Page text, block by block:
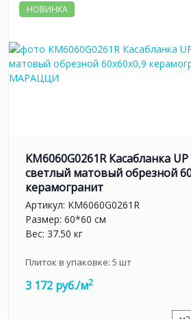
НОВИНКА
KM6060G0261R Касабланка
светлый матовый обрезной
керамогранит
Артикул: KM6060G0261R
Размер: 60*60 см
Вес: 37.50 кг
Плиток в упаковке: 5 шт
3 172 руб./м2